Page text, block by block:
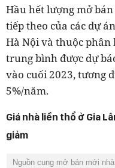
Hầu hết lượng mở
tiếp theo của các dự
Hà Nội và thuộc phân
trung bình được dự
vào cuối 2023, tương
5%/năm.
Giá nhà liền thổ ở Gia
giảm
Nguồn cung mở bán mới